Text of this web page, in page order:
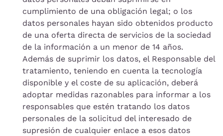
cumplimiento de una obligación legal; o los
datos personales hayan sido obtenidos producto
de una oferta directa de servicios de la sociedad
de la información a un menor de 14 años.
Además de suprimir los datos, el Responsable del
tratamiento, teniendo en cuenta la tecnología
disponible y el coste de su aplicación, deberá
adoptar medidas razonables para informar a los
responsables que estén tratando los datos
personales de la solicitud del interesado de
supresión de cualquier enlace a esos datos